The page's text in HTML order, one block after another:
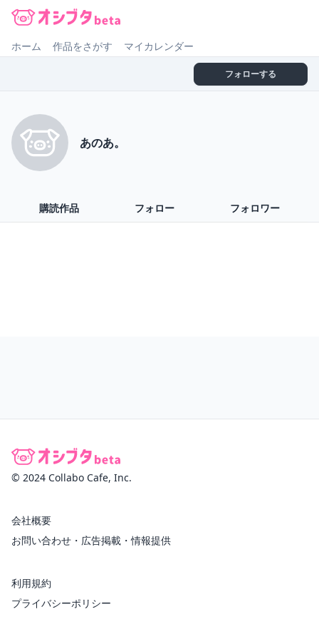
ホーム 作品をさがす マイカレンダー
フォローする
あのあ。
購読作品 フォロー フォロワー
© 2024 Collabo Cafe, Inc.
会社概要
お問い合わせ・広告掲載・情報提供
利用規約
プライバシーポリシー